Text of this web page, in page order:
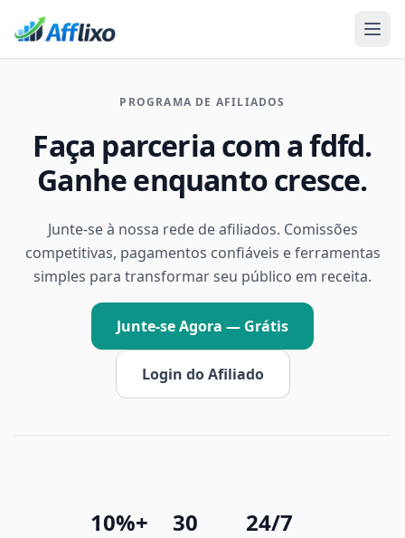
PROGRAMA DE AFILIADOS
Faça parceria com a fdfd.
Ganhe enquanto cresce.
Junte-se à nossa rede de afiliados. Comissões
competitivas, pagamentos confiáveis e ferramentas
simples para transformar seu público em receita.
Junte-se Agora — Grátis
Login do Afiliado
10%+ 30 24/7